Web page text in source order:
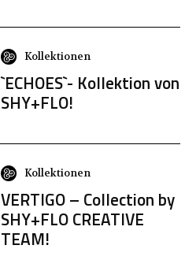
Kollektionen
`ECHOES`- Kollektion von
SHY+FLO!
Kollektionen
VERTIGO – Collection by
SHY+FLO CREATIVE
TEAM!